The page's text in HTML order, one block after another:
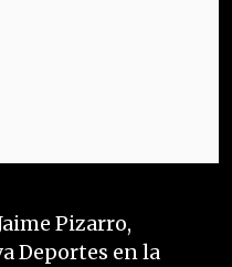
Pizarro,
Deportes en la